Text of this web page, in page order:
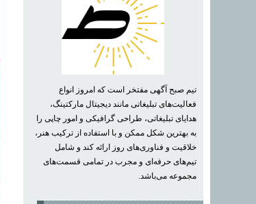
تیم صبح آگهی مفتخر است که امروز انواع
فعالیت‌های تبلیغاتی مانند دیجیتال مارکتینگ،
هدایای تبلیغاتی، طراحی گرافیکی و امور چاپی را
به بهترین شکل ممکن و با استفاده از ترکیب هنر،
خلاقیت و فناوری‌های روز ارائه کند و شامل
تیم‌های حرفه‌ای و مجرب در تمامی قسمت‌های
مجموعه می‌باشد.